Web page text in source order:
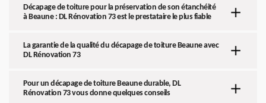
Décapage de toiture pour la préservation de son étanchéité
à Beaune : DL Rénovation 73 est le prestataire le plus fiable
La garantie de la qualité du décapage de toiture Beaune avec
DL Rénovation 73
Pour un décapage de toiture Beaune durable, DL
Rénovation 73 vous donne quelques conseils